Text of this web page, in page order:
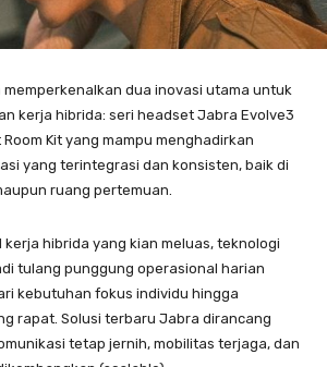
memperkenalkan dua inovasi utama untuk
kerja hibrida: seri headset Jabra Evolve3
Kit yang mampu menghadirkan
yang terintegrasi dan konsisten, baik di
ruang pertemuan.
hibrida yang kian meluas, teknologi
tulang punggung operasional harian
kebutuhan fokus individu hingga
rapat. Solusi terbaru Jabra dirancang
tetap jernih, mobilitas terjaga, dan